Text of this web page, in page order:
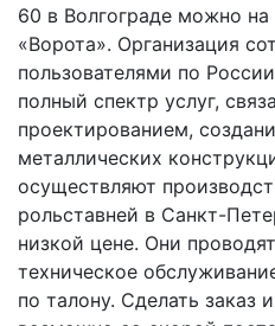
60 в Волгограде можно на
«Ворота». Организация
пользователями по
полный спектр услуг,
проектированием,
металлических
осуществляют
рольставней в Санкт-
низкой цене. Они
техническое
по талону. Сделать заказ